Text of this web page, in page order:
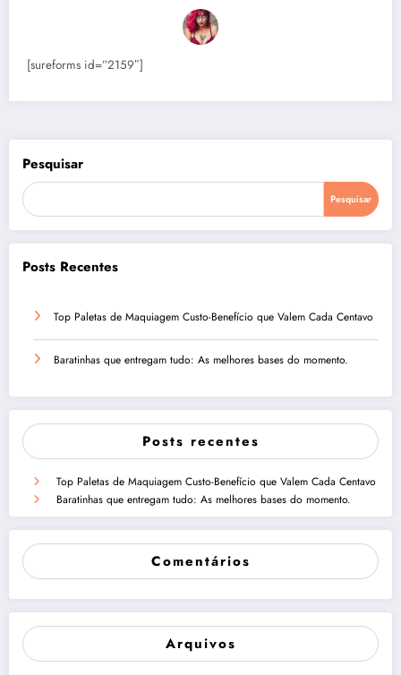
[sureforms id=”2159″]
Pesquisar
Pesquisar
Posts Recentes
Top Paletas de Maquiagem Custo-Benefício que Valem Cada Centavo
Baratinhas que entregam tudo: As melhores bases do momento.
Posts recentes
Top Paletas de Maquiagem Custo-Benefício que Valem Cada Centavo
Baratinhas que entregam tudo: As melhores bases do momento.
Comentários
Arquivos